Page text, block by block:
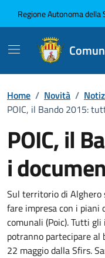
Regione Autonoma della
Home / Novità /
POIC, il Bando 2015:
POIC, il
i
Dettagli
Sul territorio di Alghero
fare impresa con i piani
comunali (Poic). Tutti
potranno partecipare al
22 maggio dalla Sfirs.